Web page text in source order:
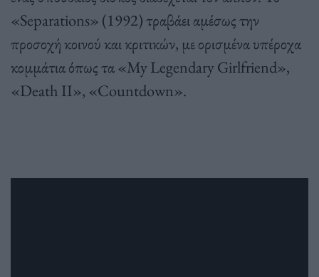
«Separations» (1992) τραβάει αμέσως την
προσοχή κοινού και κριτικών, με ορισμένα υπέροχα
κομμάτια όπως τα «My Legendary Girlfriend»,
«Death II», «Countdown».